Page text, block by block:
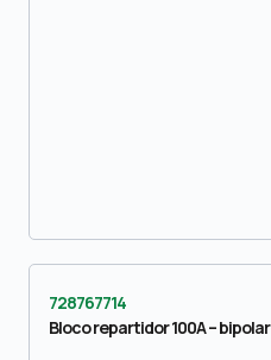
728767714
Bloco repartidor 100A – bipolar